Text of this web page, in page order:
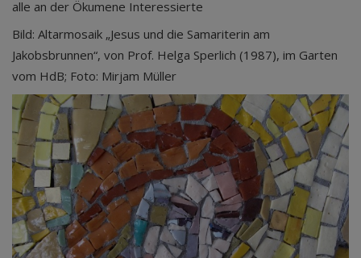
alle an der Ökumene Interessierte
Bild: Altarmosaik „Jesus und die Samariterin am
Jakobsbrunnen“, von Prof. Helga Sperlich (1987), im Garten
vom HdB; Foto: Mirjam Müller